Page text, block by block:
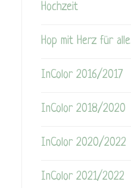
Hochzeit
Hop mit Herz für alle
InColor 2016/2017
InColor 2018/2020
InColor 2020/2022
InColor 2021/2022